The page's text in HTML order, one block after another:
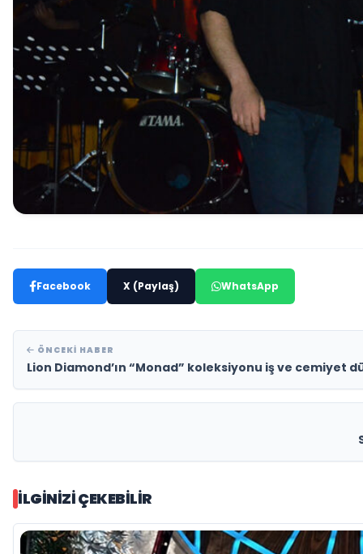
Facebook X (Paylaş) WhatsApp
ÖNCEKI HABER
Lion Diamond’ın “Monad” koleksiyonu iş ve cemiyet
İLGINIZI ÇEKEBILIR